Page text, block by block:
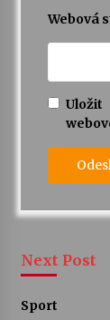
Webová
Next Post
Sport